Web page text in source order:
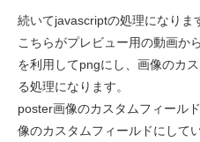
続いてjavascriptの処理になりま
こちらがプレビュー用の動画か
を利用してpngにし、画像のカ
る処理になります。
poster画像のカスタムフィール
像のカスタムフィールドにして